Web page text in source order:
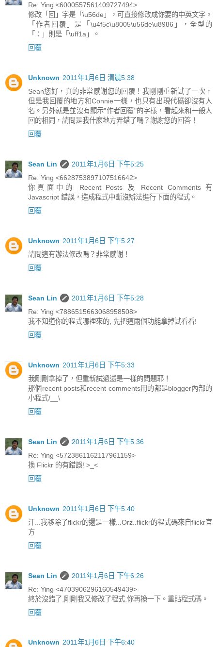
Re: Ying <6000557561409727494>
修改「回」字是「\u56de」，可直接修改成你要的中英文字。
「作者回覆」是「\u4f5c\u8005\u56de\u8986」，全型的
「：」則是「\uff1a」。
回覆
Unknown 2011年1月6日 清晨5:38
Sean您好，真的非常感謝您的回覆！我剛剛重新試了一次，
但是我回覆的地方和Connie一樣，也只有出現代碼卻沒有人
名。另外就是並沒有顯示"作者回覆"的字樣，看起來和一般人
回的相同，請問是我什麼地方弄錯了嗎？謝謝您的回答！
回覆
Sean Lin
2011年1月6日 下午5:25
Re: Ying <6628753897107516642>
你頁面中的 Recent Posts 及 Recent Comments 有
Javascript 錯誤，造成程式中斷沒辦法進行下面的程式。
回覆
Unknown 2011年1月6日 下午5:27
請問這有辦法修改嗎？非常感謝！
回覆
Sean Lin
2011年1月6日 下午5:28
Re: Ying <7886515663068958508>
我不知道你的程式哪裡來的, 先把這兩個功能拿掉試看看!
回覆
Unknown 2011年1月6日 下午5:33
我剛剛拿掉了，但重新試過還是一樣的問題耶！
那個recent posts和recent comments用的都是blogger內部的
小程式/__\
回覆
Sean Lin
2011年1月6日 下午5:36
Re: Ying <5723861162117961159>
換 Flickr 的有錯誤! >_<
回覆
Unknown 2011年1月6日 下午5:40
汗...我移除了flickr的還是一樣...Orz..flickr的程式碼來自flickr官
方
回覆
Sean Lin
2011年1月6日 下午6:26
Re: Ying <4703906296160549439>
終於沒錯了,剛剛我又修改了程式,你再換一下。重貼程式碼。
回覆
Unknown 2011年1月6日 下午6:40